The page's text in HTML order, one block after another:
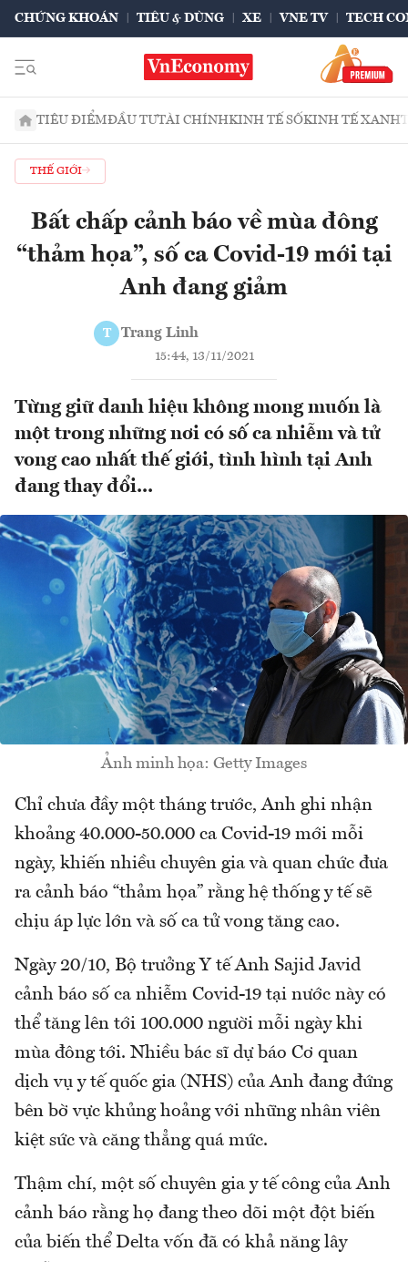
CHỨNG KHOÁN TIÊU & DÙNG XE VNE TV TECH
TIÊU ĐIỂMĐẦU TƯTÀI CHÍNHKINH TẾ SỐKINH TẾ XANH
THẾ GIỚI
Bất chấp cảnh báo về mùa đông
“thảm họa”, số ca Covid-19 mới tại
Anh đang giảm
T Trang Linh
15:44, 13/11/2021
Từng giữ danh hiệu không mong muốn là
một trong những nơi có số ca nhiễm và tử
vong cao nhất thế giới, tình hình tại Anh
đang thay đổi...
Ảnh minh họa: Getty Images
Chỉ chưa đầy một tháng trước, Anh ghi nhận
khoảng 40.000-50.000 ca Covid-19 mới mỗi
ngày, khiến nhiều chuyên gia và quan chức đưa
ra cảnh báo “thảm họa” rằng hệ thống y tế sẽ
chịu áp lực lớn và số ca tử vong tăng cao.
Ngày 20/10, Bộ trưởng Y tế Anh Sajid Javid
cảnh báo số ca nhiễm Covid-19 tại nước này có
thể tăng lên tới 100.000 người mỗi ngày khi
mùa đông tới. Nhiều bác sĩ dự báo Cơ quan
dịch vụ y tế quốc gia (NHS) của Anh đang đứng
bên bờ vực khủng hoảng với những nhân viên
kiệt sức và căng thẳng quá mức.
Thậm chí, một số chuyên gia y tế công của Anh
cảnh báo rằng họ đang theo dõi một đột biến
của biến thể Delta vốn đã có khả năng lây